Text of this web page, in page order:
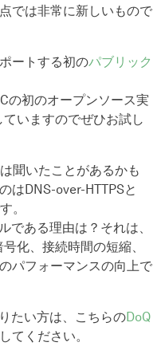
では非常に新しいもので
ートする初のパブリック
の初のオープンソース実
いますのでぜひお試し
聞いたことがあるかも
はDNS-over-HTTPSと
。
である理由は？それは、
化、接続時間の短縮、
パフォーマンスの向上で
たい方は、こちらのDoQ
てください。